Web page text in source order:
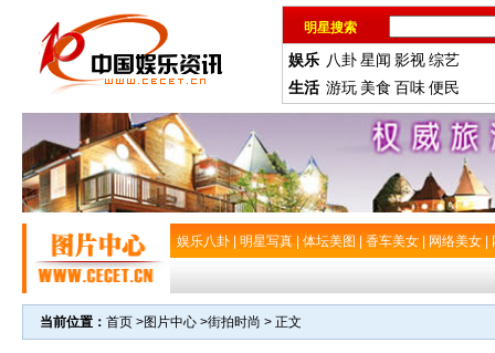
明星搜索
娱乐 八卦星闻 影视综艺
生活 游玩 美食 百味便民
娱乐八卦 明星写真 体坛美图 香车美女 网络美女
当前位置： 首页 >图片中心 >街拍时尚 > 正文